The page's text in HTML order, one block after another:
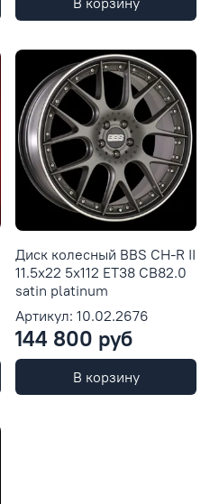
Диск колесный BBS CH-R II
11.5x22 5x112 ET38 CB82.0
satin platinum
Артикул: 10.02.2676
144 800 руб
В корзину